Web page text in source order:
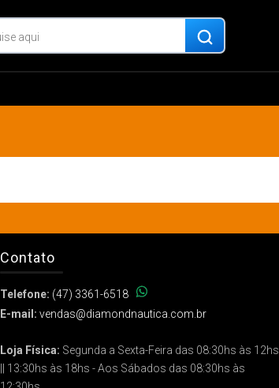
Contato
Telefone: (47) 3361-6518
E-mail: vendas@diamondnautica.com.br
Loja Física: Segunda a Sexta-Feira das 08:30hs às 12hs
|| 13:30hs às 18hs - Aos Sábados das 08:30hs às